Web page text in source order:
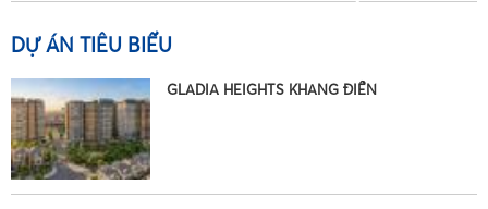
DỰ ÁN TIÊU BIỂU
GLADIA HEIGHTS KHANG ĐIỀN